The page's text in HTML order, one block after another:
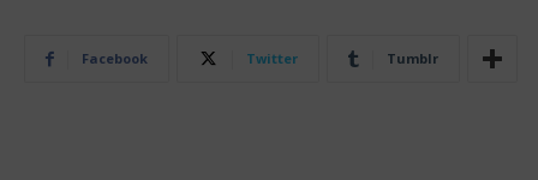
Facebook Twitter Tumblr